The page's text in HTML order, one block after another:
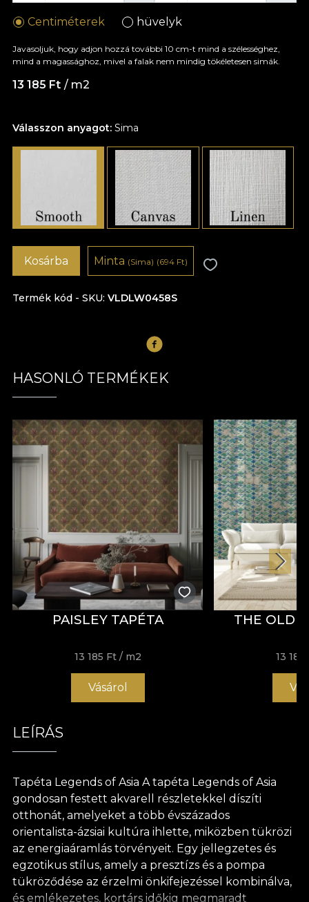
Válasszon anyagot: Sima
Centiméterek hüvelyk
Javasoljuk, hogy adjon hozzá további 10 cm-t mind a szélességhez,
mind a magassághoz, mivel a falak nem mindig tökéletesen simák.
13 185 Ft / m2
Termék kód - SKU VLDLW0458S
Kosárba Minta (Sima) (694 Ft)
HASONLÓ TERMÉKEK
PAISLEY TAPÉTA
13 185 Ft / m2
Vásárol
THE OLD
13 185
LEÍRÁS
Tapéta Legends of Asia A tapéta Legends of Asia
gondosan festett akvarell részletekkel díszíti
otthonát, amelyeket a több évszázados
orientalista-ázsiai kultúra ihlette, miközben tükrözi
az energiaáramlás törvényeit. Egy jellegzetes és
egzotikus stílus, amely a presztízs és a pompa
tükröződése az érzelmi önkifejezéssel kombinálva,
és emlékezetes, kortárs időkig megmaradt